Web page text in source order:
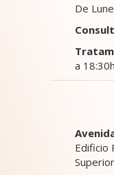
De
a 18:30h
Edificio
Superior